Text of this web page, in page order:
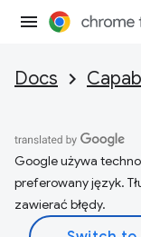
Docs
Google używa
preferowany język.
zawierać błędy.